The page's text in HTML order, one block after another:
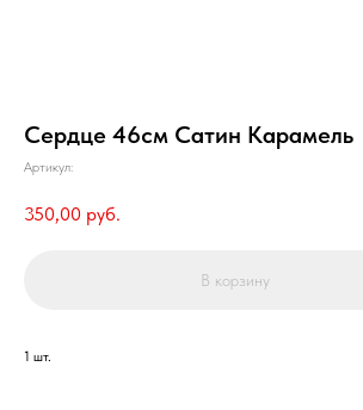
Сердце 46см Сатин Карамель
Артикул:
350,00 руб.
В корзину
1 шт.